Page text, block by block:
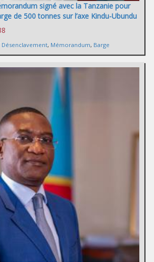
signé avec la Tanzanie pour
de 500 tonnes sur l’axe Kindu-Ubundu
Désenclavement, Mémorandum, Barge